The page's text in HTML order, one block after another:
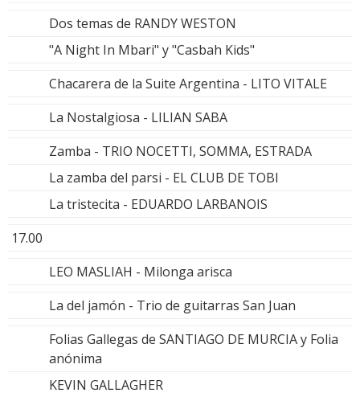
Dos temas de RANDY WESTON
"A Night In Mbari" y "Casbah Kids"
Chacarera de la Suite Argentina - LITO VITALE
La Nostalgiosa - LILIAN SABA
Zamba - TRIO NOCETTI, SOMMA, ESTRADA
La zamba del parsi - EL CLUB DE TOBI
La tristecita - EDUARDO LARBANOIS
17.00
LEO MASLIAH - Milonga arisca
La del jamón - Trio de guitarras San Juan
Folias Gallegas de SANTIAGO DE MURCIA y Folia
anónima
KEVIN GALLAGHER